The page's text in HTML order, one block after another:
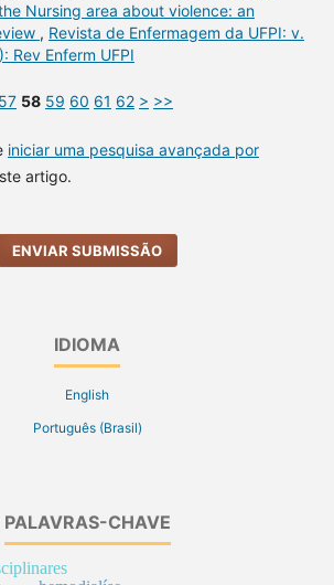
Nursing area about violence: an
, Revista de Enfermagem da UFPI: v.
Rev Enferm UFPI
57 58 59 60 61 62 > >>
iniciar uma pesquisa avançada por
artigo.
ENVIAR SUBMISSÃO
IDIOMA
English
Português (Brasil)
PALAVRAS-CHAVE